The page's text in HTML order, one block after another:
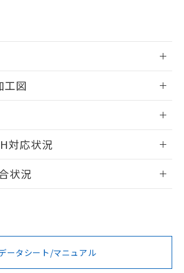
工図
できます。
ログイン/会員登録
をご利用いただく前に、以下を必ずお読
条件
対応状況
事項・凡例
状況
ータシート/マニュアル
ます。
含有証明書（当社基準）
は発行日時点で非含有を証明す
過去に遡って非含有を証明する
りません。
指令のフタル酸エステル類４
を記載しておりました。
にて対応品への在庫切替を完了
とから、特段のことがない限
1月12日より割愛しておりま